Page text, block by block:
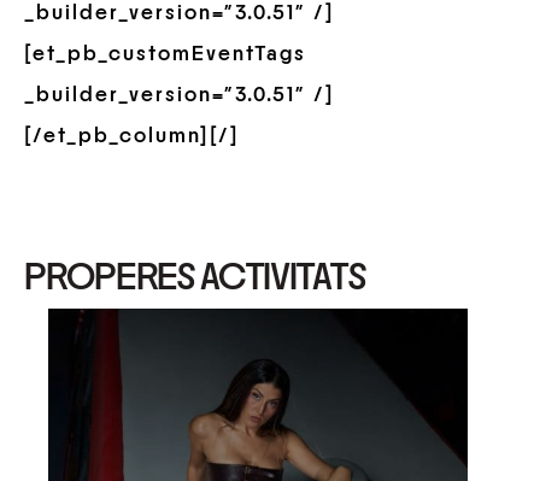
_builder_version=”3.0.51″ /]
[et_pb_customEventTags
_builder_version=”3.0.51″ /]
[/et_pb_column][/]
PROPERES ACTIVITATS